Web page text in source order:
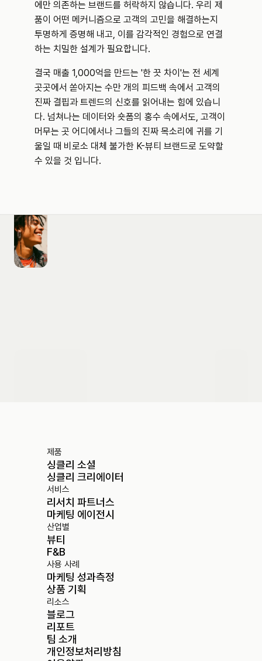
에만 의존하는 브랜드를 허락하지 않습니다. 우리 제
품이 어떤 메커니즘으로 고객의 고민을 해결하는지
투명하게 증명해 내고, 이를 감각적인 경험으로 연결
하는 치밀한 설계가 필요합니다.
결국 매출 1,000억을 만드는 '한 끗 차이'는 전 세계
곳곳에서 쏟아지는 수만 개의 피드백 속에서 고객의
진짜 결핍과 트렌드의 신호를 읽어내는 힘에 있습니
다. 넘쳐나는 데이터와 숏폼의 홍수 속에서도, 고객이
머무는 곳 어디에서나 그들의 진짜 목소리에 귀를 기
울일 때 비로소 대체 불가한 K-뷰티 브랜드로 도약할
수 있을 것 입니다.
제품
싱클리 크리에이터
싱클리 소셜
산업별
뷰티
F&B
사용 사례
마케팅 성과측정
상품 기획
리소스
블로그
리포트
팀 소개
서비스
리서치 파트너스
마케팅 에이전시
개인정보처리방침